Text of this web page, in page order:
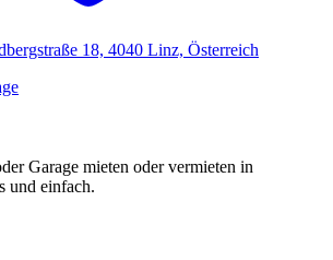
18, 4040 Linz, Österreich
Garage mieten oder vermieten in
und einfach.